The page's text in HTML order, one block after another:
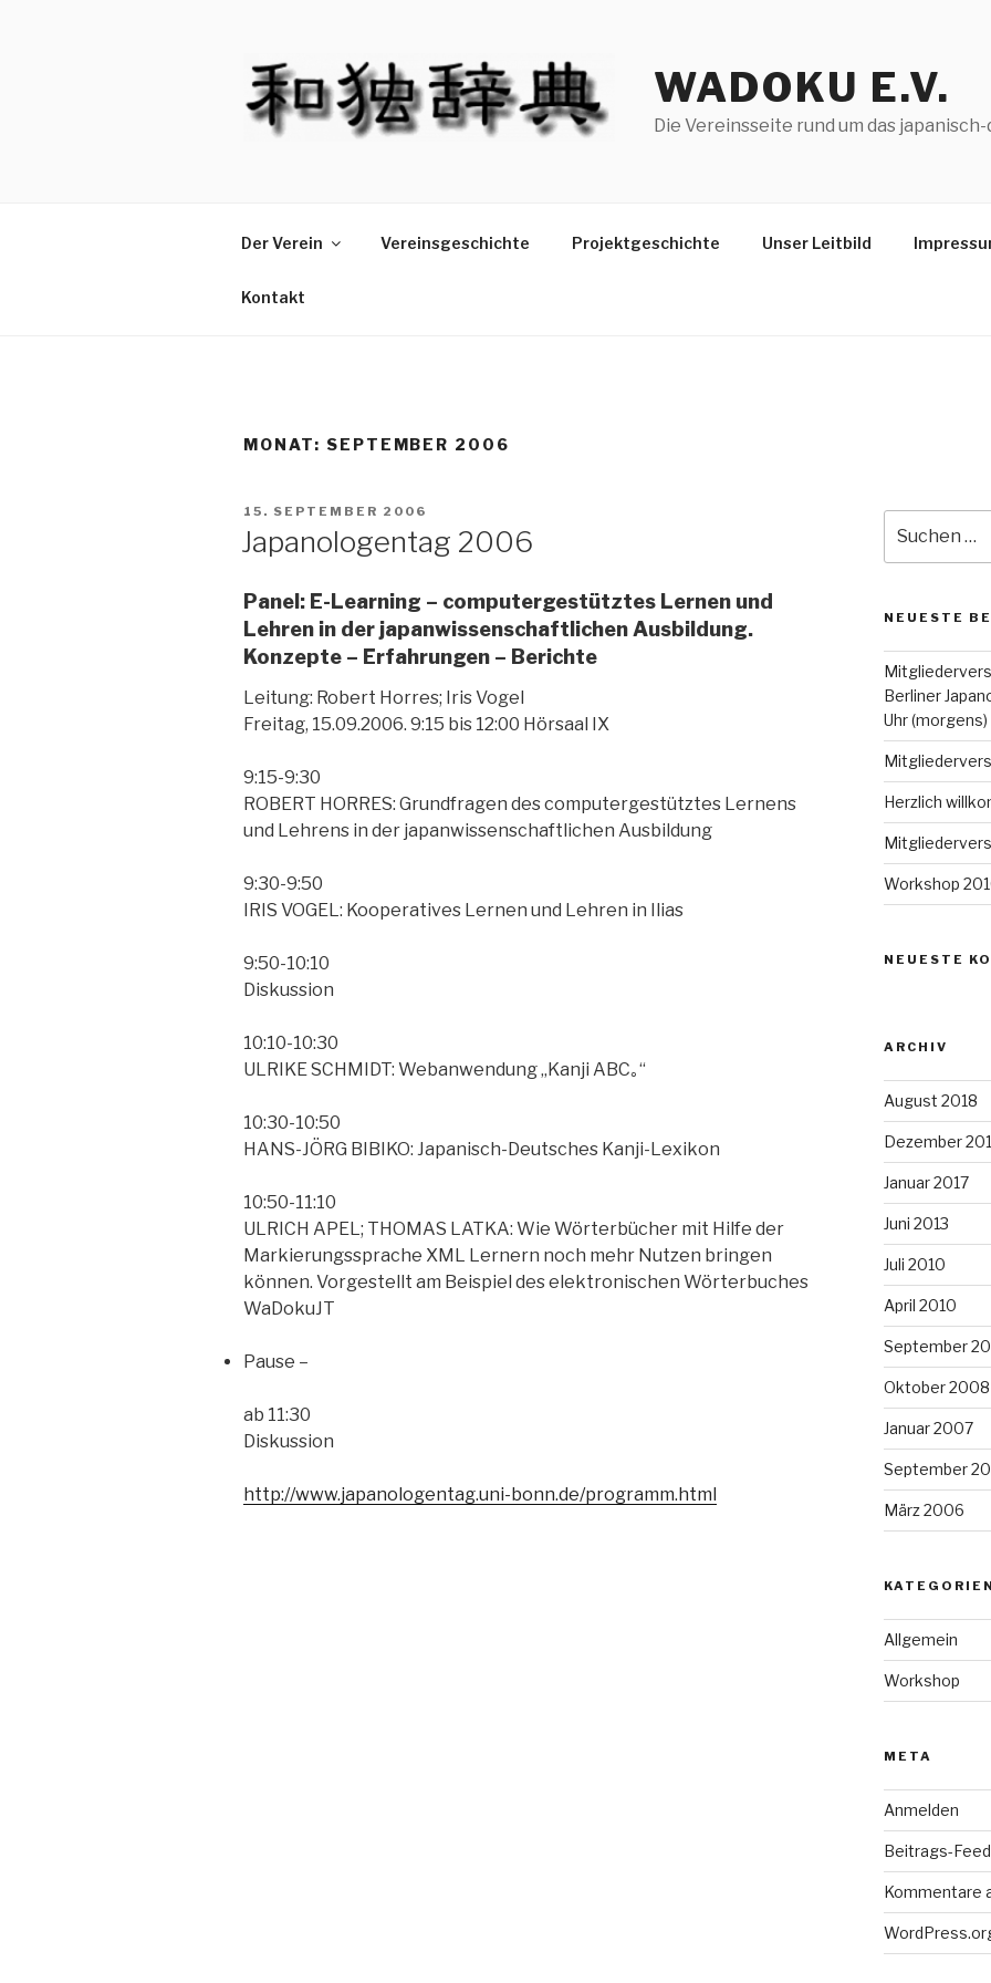
WADOKU E.V.
Die Vereinsseite rund um das
Der Verein Vereinsgeschichte Projektgeschichte Unser Leitbild
Kontakt
MONAT: SEPTEMBER 2006
VERÖFFENTLICHT
AM
15. SEPTEMBER 2006
Japanologentag 2006
Panel: E-Learning – computergestütztes Lernen und
Lehren in der japanwissenschaftlichen Ausbildung.
Konzepte – Erfahrungen – Berichte
Leitung: Robert Horres; Iris Vogel
Freitag, 15.09.2006. 9:15 bis 12:00 Hörsaal IX
9:15-9:30
ROBERT HORRES: Grundfragen des computergestütztes Lernens
und Lehrens in der japanwissenschaftlichen Ausbildung
9:30-9:50
IRIS VOGEL: Kooperatives Lernen und Lehren in Ilias
9:50-10:10
Diskussion
10:10-10:30
ULRIKE SCHMIDT: Webanwendung „Kanji ABC｡“
10:30-10:50
HANS-JÖRG BIBIKO: Japanisch-Deutsches Kanji-Lexikon
10:50-11:10
ULRICH APEL; THOMAS LATKA: Wie Wörterbücher mit Hilfe der
Markierungssprache XML Lernern noch mehr Nutzen bringen
können. Vorgestellt am Beispiel des elektronischen Wörterbuches
WaDokuJT
Pause –
ab 11:30
Diskussion
http://www.japanologentag.uni-bonn.de/programm.html
nach:
NEUESTE
Berliner
Uhr (morgens)
Herzlich
Workshop
NEUESTE
ARCHIV
August 2018
Dezember
Januar 2017
Juni 2013
Juli 2010
April 2010
September
Oktober 2008
Januar 2007
September
März 2006
KATEGORIEN
Allgemein
Workshop
META
Anmelden
Beitrags-
Kommentare